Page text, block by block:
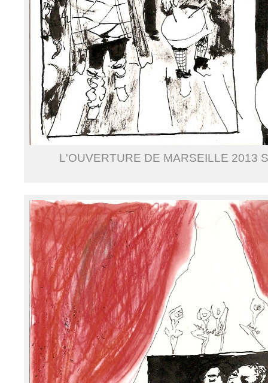
L'OUVERTURE DE MARSEILLE 2013